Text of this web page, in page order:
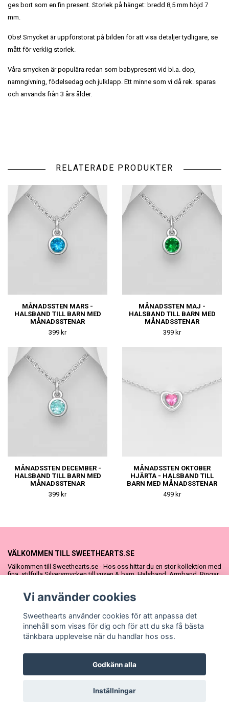
ges bort som en fin present. Storlek på hänget: bredd 8,5 mm höjd 7
mm.
Obs! Smycket är uppförstorat på bilden för att visa detaljer tydligare, se
mått för verklig storlek.
Våra smycken är populära redan som babypresent vid bl.a. dop,
namngivning, födelsedag och julklapp. Ett minne som vi då rek. sparas
och används från 3 års ålder.
RELATERADE PRODUKTER
MÅNADSSTEN MARS -
HALSBAND TILL BARN MED
MÅNADSSTENAR
399 kr
MÅNADSSTEN MAJ -
HALSBAND TILL BARN MED
MÅNADSSTENAR
399 kr
MÅNADSSTEN DECEMBER -
HALSBAND TILL BARN MED
MÅNADSSTENAR
399 kr
MÅNADSSTEN OKTOBER
HJÄRTA - HALSBAND TILL
BARN MED MÅNADSSTENAR
499 kr
VÄLKOMMEN TILL SWEETHEARTS.SE
Välkommen till Sweethearts.se - Hos oss hittar du en stor kollektion med
fina, stilfulla Silversmycken till vuxen & barn. Halsband, Armband, Ringar
vår söta Sweethearts kolllektion med barnsmycken, tyllkjolar &
© Copyright Sweethearts.se
Vi använder cookies
Sweethearts använder cookies för att anpassa det
innehåll som visas för dig och för att du ska få bästa
tänkbara upplevelse när du handlar hos oss.
Godkänn alla
Inställningar